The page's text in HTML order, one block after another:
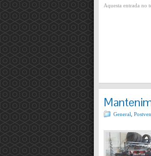
Aquesta entrada no
General